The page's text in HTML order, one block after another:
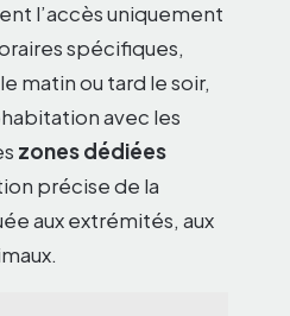
l’accès uniquement
spécifiques,
matin ou tard le soir,
avec les
zones dédiées
précise de la
aux extrémités, aux